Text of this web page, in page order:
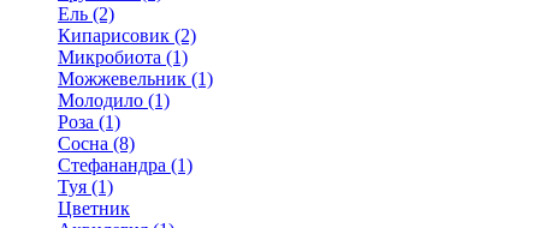
Ель (2)
Кипарисовик (2)
Микробиота (1)
Можжевельник (1)
Молодило (1)
Роза (1)
Сосна (8)
Стефанандра (1)
Туя (1)
Цветник